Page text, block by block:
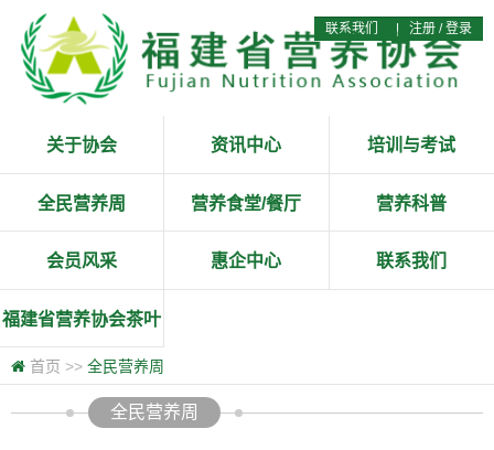
联系我们 | 注册 /登录
关于协会 资讯中心 培训与考试
全民营养周 营养食堂/餐厅 营养科普
会员风采 惠企中心 联系我们
福建省营养协会茶叶
专业委员会
首页 >> 全民营养周
全民营养周